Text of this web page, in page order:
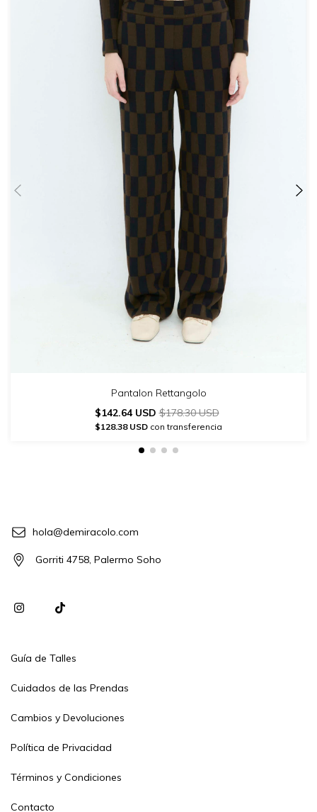
Pantalon Rettangolo
$142.64 USD$178.30 USD
$128.38 USD con transferencia
hola@demiracolo.com
Gorriti 4758, Palermo Soho
Guía de Talles
Cuidados de las Prendas
Cambios y Devoluciones
Política de Privacidad
Términos y Condiciones
Contacto